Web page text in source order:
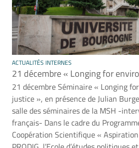
ACTUALITÉS INTERNES
21 décembre « Longing for
21 décembre Séminaire « Longing
justice », en présence de Julian
salle des séminaires de la MSH -
français- Dans le cadre du
Coopération Scientifique «